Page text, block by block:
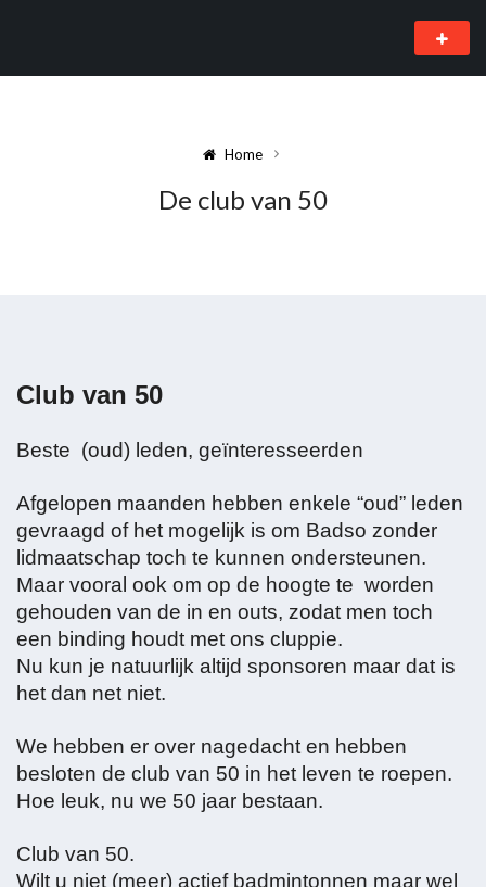
Home
De club van 50
Club van 50
Beste (oud) leden, geïnteresseerden
Afgelopen maanden hebben enkele “oud” leden
gevraagd of het mogelijk is om Badso zonder
lidmaatschap toch te kunnen ondersteunen.
Maar vooral ook om op de hoogte te worden
gehouden van de in en outs, zodat men toch
een binding houdt met ons cluppie.
Nu kun je natuurlijk altijd sponsoren maar dat is
het dan net niet.
We hebben er over nagedacht en hebben
besloten de club van 50 in het leven te roepen.
Hoe leuk, nu we 50 jaar bestaan.
Club van 50.
Wilt u niet (meer) actief badmintonnen maar wel